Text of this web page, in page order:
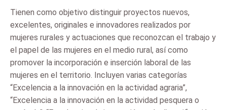
Tienen como objetivo distinguir proyectos nuevos,
excelentes, originales e innovadores realizados por
mujeres rurales y actuaciones que reconozcan el trabajo y
el papel de las mujeres en el medio rural, así como
promover la incorporación e inserción laboral de las
mujeres en el territorio. Incluyen varias categorías
“Excelencia a la innovación en la actividad agraria”,
“Excelencia a la innovación en la actividad pesquera o